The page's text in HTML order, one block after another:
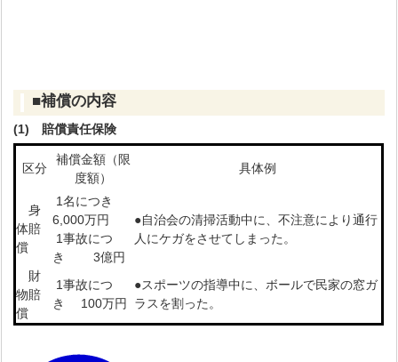
■補償の内容
(1) 賠償責任保険
区分
補償金額（限
度額）
具体例
身
体賠
償
1名につき
6,000万円
1事故につ
き 3億円
●自治会の清掃活動中に、不注意により通行
人にケガをさせてしまった。
財
物賠
償
1事故につ
き 100万円
●スポーツの指導中に、ボールで民家の窓ガ
ラスを割った。